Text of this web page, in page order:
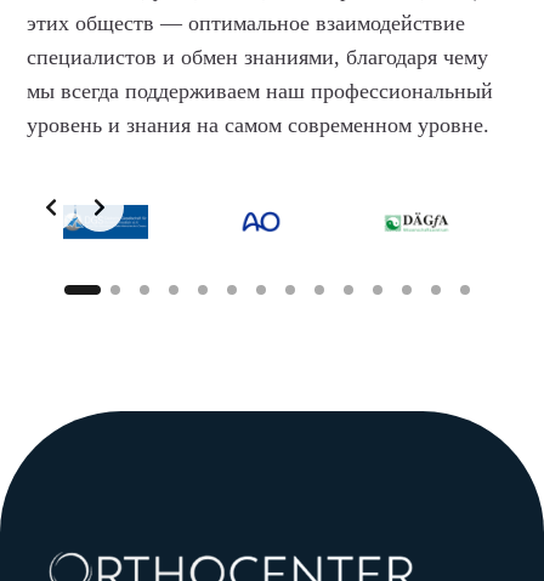
этих обществ — оптимальное взаимодействие
специалистов и обмен знаниями, благодаря чему
мы всегда поддерживаем наш профессиональный
уровень и знания на самом современном уровне.